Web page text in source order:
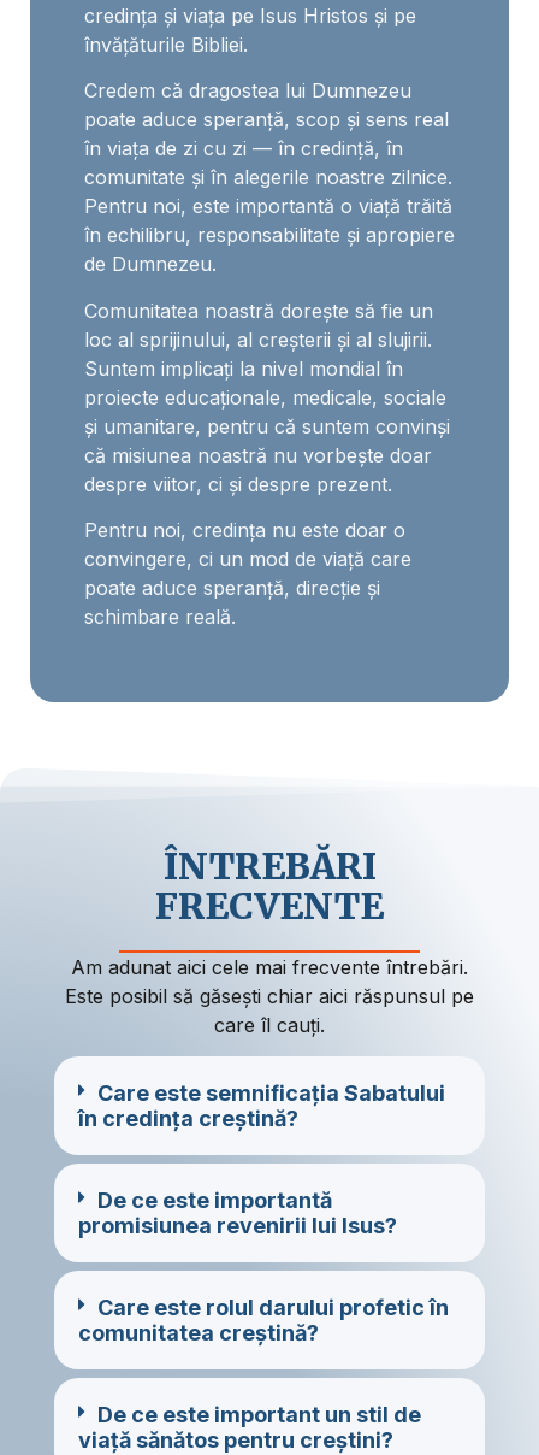
credința și viața pe Isus Hristos și pe
învățăturile Bibliei.
Credem că dragostea lui Dumnezeu
poate aduce speranță, scop și sens real
în viața de zi cu zi — în credință, în
comunitate și în alegerile noastre zilnice.
Pentru noi, este importantă o viață trăită
în echilibru, responsabilitate și apropiere
de Dumnezeu.
Comunitatea noastră dorește să fie un
loc al sprijinului, al creșterii și al slujirii.
Suntem implicați la nivel mondial în
proiecte educaționale, medicale, sociale
și umanitare, pentru că suntem convinși
că misiunea noastră nu vorbește doar
despre viitor, ci și despre prezent.
Pentru noi, credința nu este doar o
convingere, ci un mod de viață care
poate aduce speranță, direcție și
schimbare reală.
ÎNTREBĂRI
FRECVENTE
Am adunat aici cele mai frecvente întrebări.
Este posibil să găsești chiar aici răspunsul pe
care îl cauți.
Care este semnificația Sabatului
în credința creștină?
De ce este importantă
promisiunea revenirii lui Isus?
Care este rolul darului profetic în
comunitatea creștină?
De ce este important un stil de
viață sănătos pentru creștini?